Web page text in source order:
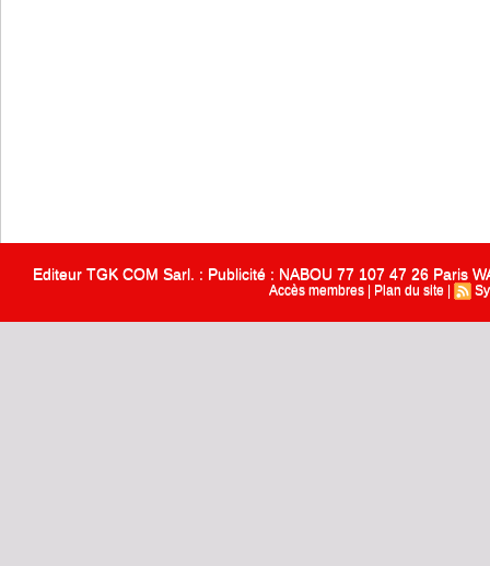
Editeur TGK COM Sarl. : Publicité : NABOU 77 107 47 26 Paris
Accès membres Plan du site